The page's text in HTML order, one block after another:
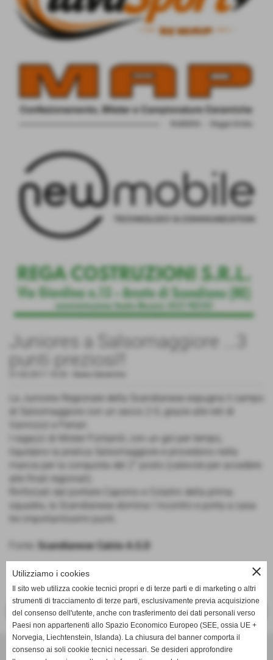
Juniores a Salsomaggiore ...3
punti preziosi!!
La Juniores Regionale della Scandianese espugna il campo
di Salsomaggiore con un secco 2-0, grazie alle reti di
Vannozzi e Ferrari.
I ragazzi di Mister Fontanili, con un gol per tempo,
liquidano la pratica Salsomaggiore e procedono nella
marcia per la conquista del 2° posto (valevole per accedere
alle finali regionali).
Rinforzati dal portiere Caponio e Colatini della prima
squadra, la Scandianese domina l´incontro e porta a casa
tre importantissimi punti.
Scandianese Calcio A.S.D
<< PRECEDENTE SUCCESSIVO >>
SCANDIANESE CALCIO - ASSOCIAZIONE SPORTIVA DILETTANTISTICA
close
Utilizziamo i cookies
Il sito web utilizza cookie tecnici propri e di terze parti e di marketing o altri
strumenti di tracciamento di terze parti, esclusivamente previa acquisizione
del consenso dell'utente, anche con trasferimento dei dati personali verso
Paesi non appartenenti allo Spazio Economico Europeo (SEE, ossia UE +
Norvegia, Liechtenstein, Islanda). La chiusura del banner comporta il
consenso ai soli cookie tecnici necessari. Se desideri approfondire